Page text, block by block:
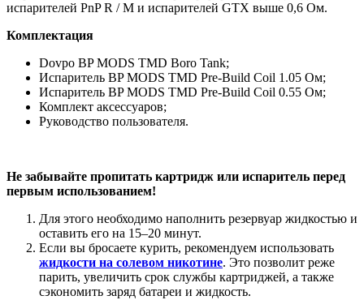
испарителей PnP R / M и испарителей GTX выше 0,6 Ом.
Комплектация
Dovpo BP MODS TMD Boro Tank;
Испаритель BP MODS TMD Pre-Build Coil 1.05 Ом;
Испаритель BP MODS TMD Pre-Build Coil 0.55 Ом;
Комплект аксессуаров;
Руководство пользователя.
Не забывайте пропитать картридж или испаритель перед
первым использованием!
Для этого необходимо наполнить резервуар жидкостью и
оставить его на 15–20 минут.
Если вы бросаете курить, рекомендуем использовать
жидкости на солевом никотине. Это позволит реже
парить, увеличить срок службы картриджей, а также
сэкономить заряд батареи и жидкость.